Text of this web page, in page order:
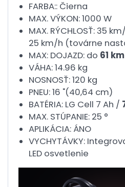
FARBA:: Čierna
MAX. VÝKON: 1000 W
MAX. RÝCHLOSŤ: 35
25 km/h (továrne
MAX: DOJAZD: do 61 km
VÁHA: 14.96 kg
NOSNOSŤ: 120 kg
PNEU: 16 "(40,64 cm)
BATÉRIA: LG Cell 7 Ah /
MAX. STÚPANIE: 25 °
APLIKÁCIA: ÁNO
VYCHYTÁVKY:
LED osvetlenie